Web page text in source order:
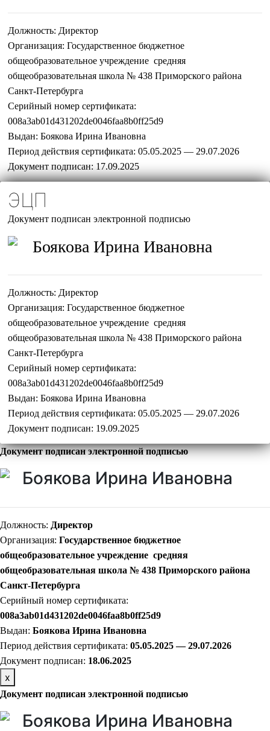
Должность: Директор
Организация: Государственное бюджетное
общеобразовательное учреждение средняя
общеобразовательная школа № 438 Приморского района
Санкт-Петербурга
Серийный номер сертификата:
008a3ab01d431202de0046faa8b0ff25d9
Выдан: Боякова Ирина Ивановна
Период действия сертификата: 05.05.2025 — 29.07.2026
Документ подписан: 17.09.2025
ЭЦП
Документ подписан электронной подписью
Боякова Ирина Ивановна
Должность: Директор
Организация: Государственное бюджетное
общеобразовательное учреждение средняя
общеобразовательная школа № 438 Приморского района
Санкт-Петербурга
Серийный номер сертификата:
008a3ab01d431202de0046faa8b0ff25d9
Выдан: Боякова Ирина Ивановна
Период действия сертификата: 05.05.2025 — 29.07.2026
Документ подписан: 19.09.2025
Документ подписан электронной подписью
Боякова Ирина Ивановна
Должность: Директор
Организация: Государственное бюджетное
общеобразовательное учреждение средняя
общеобразовательная школа № 438 Приморского района
Санкт-Петербурга
Серийный номер сертификата:
008a3ab01d431202de0046faa8b0ff25d9
Выдан: Боякова Ирина Ивановна
Период действия сертификата: 05.05.2025 — 29.07.2026
Документ подписан: 18.06.2025
х
Документ подписан электронной подписью
Боякова Ирина Ивановна